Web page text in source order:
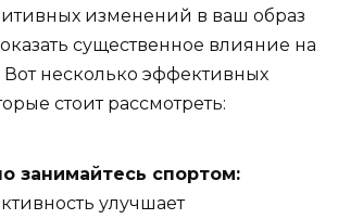
изменений в ваш образ
существенное влияние на
несколько эффективных
стоит рассмотреть:
занимайтесь спортом:
улучшает